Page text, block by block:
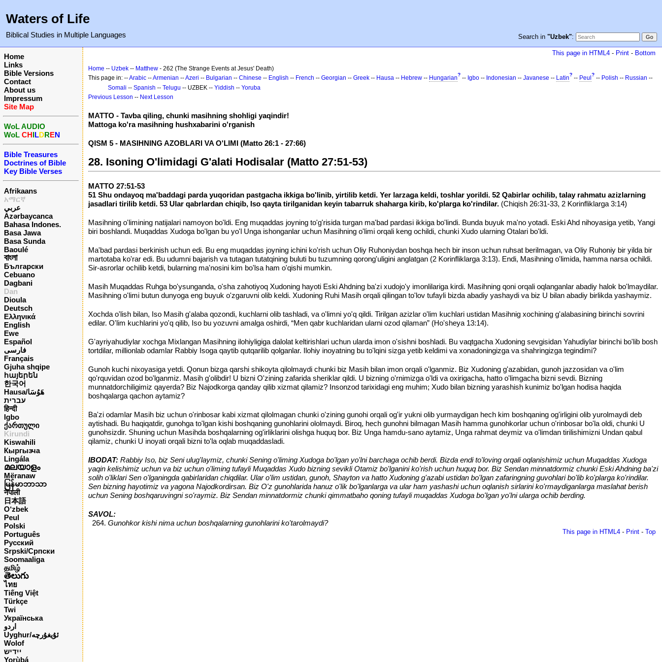
Waters of Life
Biblical Studies in Multiple Languages Search in "Uzbek":
Home
Links
Bible Versions
Contact
About us
Impressum
Site Map
WoL AUDIO
WoL CHILDREN
Bible Treasures
Doctrines of Bible
Key Bible Verses
Afrikaans
አማርኛ
عربي
Azərbaycanca
Bahasa Indones.
Basa Jawa
Basa Sunda
Baoulé
বাংলা
Български
Cebuano
Dagbani
Dan
Dioula
Deutsch
Ελληνικά
English
Ewe
Español
فارسی
Français
Gjuha shqipe
հայերեն
한국어
Hausa/هَوُسَا
עברית
हिन्दी
Igbo
ქართული
Kirundi
Kiswahili
Кыргызча
Lingála
മലയാളം
Mëranaw
မြန်မာဘာသာ
नेपाली
日本語
O‘zbek
Peul
Polski
Português
Русский
Srpski/Српски
Soomaaliga
தமிழ்
తెలుగు
ไทย
Tiếng Việt
Türkçe
Twi
Українська
اردو
Uyghur/ئۇيغۇرچه
Wolof
ייִדיש
Yorùbá
This page in HTML4 - Print - Bottom
Home -- Uzbek -- Matthew - 262 (The Strange Events at Jesus' Death)
This page in: --Arabic --Armenian --Azeri -- Bulgarian -- Chinese -- English -- French -- Georgian -- Greek -- Hausa -- Hebrew -- Hungarian? -- Igbo -- Indonesian -- Javanese -- Latin? -- Peul ? -- Polish -- Russian --
Somali -- Spanish -- Telugu -- UZBEK -- Yiddish -- Yoruba
Previous Lesson -- Next Lesson
MATTO - Tavba qiling, chunki masihning shohligi yaqindir!
Mattoga ko'ra masihning hushxabarini o'rganish
QISM 5 - MASIHNING AZOBLARI VA O'LIMI (Matto 26:1 - 27:66)
28. Isoning O'limidagi G'alati Hodisalar (Matto 27:51-53)
MATTO 27:51-53
51 Shu ondayoq ma'baddagi parda yuqoridan pastgacha ikkiga bo'linib, yirtilib ketdi. Yer larzaga keldi, toshlar yorildi. 52 Qabirlar ochilib, talay rahmatu azizlarning
jasadlari tirilib ketdi. 53 Ular qabrlardan chiqib, Iso qayta tirilganidan keyin tabarruk shaharga kirib, ko'plarga ko'rindilar. (Chiqish 26:31-33, 2 Korinfliklarga 3:14)
Masihning o'limining natijalari namoyon bo'ldi. Eng muqaddas joyning to'g'risida turgan ma'bad pardasi ikkiga bo'lindi. Bunda buyuk ma'no yotadi. Eski Ahd nihoyasiga yetib, Yangi
biri boshlandi. Muqaddas Xudoga bo'lgan bu yo'l Unga ishonganlar uchun Masihning o'limi orqali keng ochildi, chunki Xudo ularning Otalari bo'ldi.
Ma'bad pardasi berkinish uchun edi. Bu eng muqaddas joyning ichini ko'rish uchun Oliy Ruhoniydan boshqa hech bir inson uchun ruhsat berilmagan, va Oliy Ruhoniy bir yilda bir
martotaba ko'rar edi. Bu udumni bajarish va tutagan tutatqining buluti bu tuzumning qorong'uligini anglatgan (2 Korinfliklarga 3:13). Endi, Masihning o'limida, hamma narsa ochildi.
Sir-asrorlar ochilib ketdi, bularning ma'nosini kim bo'lsa ham o'qishi mumkin.
Masih Muqaddas Ruhga bo'ysunganda, o'sha zahotiyoq Xudoning hayoti Eski Ahdning ba'zi xudojo'y imonlilariga kirdi. Masihning qoni orqali oqlanganlar abadiy halok bo'lmaydilar.
Masihning o'limi butun dunyoga eng buyuk o'zgaruvni olib keldi. Xudoning Ruhi Masih orqali qilingan to'lov tufayli bizda abadiy yashaydi va biz U bilan abadiy birlikda yashaymiz.
Xochda o'lish bilan, Iso Masih g'alaba qozondi, kuchlarni olib tashladi, va o'limni yo'q qildi. Tirilgan azizlar o'lim kuchlari ustidan Masihnig xochining g'alabasining birinchi sovrini
edilar. O'lim kuchlarini yo'q qilib, Iso bu yozuvni amalga oshirdi, “Men qabr kuchlaridan ularni ozod qilaman” (Ho'sheya 13:14).
G'ayriyahudiylar xochga Mixlangan Masihning ilohiyligiga dalolat keltirishlari uchun ularda imon o'sishni boshladi. Bu vaqtgacha Xudoning sevgisidan Yahudiylar birinchi bo'lib bosh
tortdilar, millionlab odamlar Rabbiy Isoga qaytib qutqarilib qolganlar. Ilohiy inoyatning bu to'lqini sizga yetib keldimi va xonadoningizga va shahringizga tegindimi?
Gunoh kuchi nixoyasiga yetdi. Qonun bizga qarshi shikoyta qilolmaydi chunki biz Masih bilan imon orqali o'lganmiz. Biz Xudoning g'azabidan, gunoh jazzosidan va o'lim
qo'rquvidan ozod bo'lganmiz. Masih g'olibdir! U bizni O'zining zafarida sheriklar qildi. U bizning o'rnimizga o'ldi va oxirigacha, hatto o'limgacha bizni sevdi. Bizning
munnatdorchiligimiz qayerda? Biz Najodkorga qanday qilib xizmat qilamiz? Insonzod tarixidagi eng muhim; Xudo bilan bizning yarashish kunimiz bo'lgan hodisa haqida
boshqalarga qachon aytamiz?
Ba'zi odamlar Masih biz uchun o'rinbosar kabi xizmat qilolmagan chunki o'zining gunohi orqali og'ir yukni olib yurmaydigan hech kim boshqaning og'irligini olib yurolmaydi deb
aytishadi. Bu haqiqatdir, gunohga to'lgan kishi boshqaning gunohlarini ololmaydi. Biroq, hech gunohni bilmagan Masih hamma gunohkorlar uchun o'rinbosar bo'la oldi, chunki U
gunohsizdir. Shuning uchun Masihda boshqalarning og'irliklarini olishga huquq bor. Biz Unga hamdu-sano aytamiz, Unga rahmat deymiz va o'limdan tirilishimizni Undan qabul
qilamiz, chunki U inoyati orqali bizni to'la oqlab muqaddasladi.
IBODAT: Rabbiy Iso, biz Seni ulug'laymiz, chunki Sening o'liming Xudoga bo'lgan yo'lni barchaga ochib berdi. Bizda endi to'loving orqali oqlanishimiz uchun Muqaddas Xudoga
yaqin kelishimiz uchun va biz uchun o'liming tufayli Muqaddas Xudo bizning sevikli Otamiz bo'lganini ko'rish uchun huquq bor. Biz Sendan minnatdormiz chunki Eski Ahdning ba'zi
solih o'liklari Sen o'lganingda qabirlaridan chiqdilar. Ular o'lim ustidan, gunoh, Shayton va hatto Xudoning g'azabi ustidan bo'lgan zafaringning guvohlari bo'lib ko'plarga ko'rindilar.
Sen bizning hayotimiz va yagona Najodkordirsan. Biz O'z gunohlarida hanuz o'lik bo'lganlarga va ular ham yashashi uchun oqlanish sirlarini ko'rmaydiganlarga maslahat berish
uchun Sening boshqaruvingni so'raymiz. Biz Sendan minnatdormiz chunki qimmatbaho qoning tufayli muqaddas Xudoga bo'lgan yo'lni ularga ochib berding.
SAVOL:
Gunohkor kishi nima uchun boshqalarning gunohlarini ko'tarolmaydi?
This page in HTML4 - Print - Top